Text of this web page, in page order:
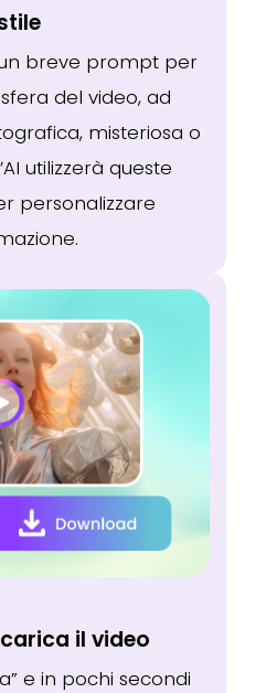
breve prompt per
del video, ad
misteriosa o
utilizzerà queste
personalizzare
il video
e in pochi secondi